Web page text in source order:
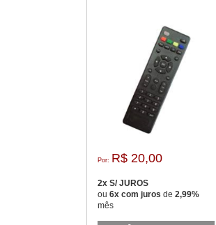
Por: R$ 20,00
2x S/ JUROS
ou 6x com juros de 2,99%
mês